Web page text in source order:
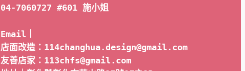
04-7060727 #601 施小姐
Email｜
店面改造：114changhua.design@gmail.com
友善店家：113chfs@gmail.com